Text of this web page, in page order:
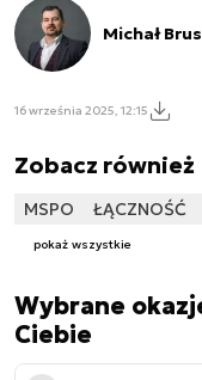
Michał
16 września 2025, 12:15
Zobacz również
MSPO ŁĄCZNOŚĆ
pokaż wszystkie
Wybrane
Ciebie